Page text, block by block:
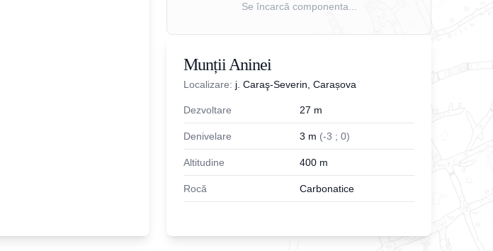
Se încarcă componenta...
Munții Aninei
Localizare: j. Caraş-Severin, Carașova
Dezvoltare 27 m
Denivelare 3 m (-3 ; 0)
Altitudine 400 m
Rocă Carbonatice